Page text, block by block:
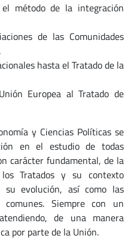
método de la integración
de las Comunidades
hasta el Tratado de la
Europea al Tratado de
y Ciencias Políticas se
en el estudio de todas
carácter fundamental, de la
los Tratados y su contexto
evolución, así como las
Siempre con un
de una manera
por parte de la Unión.